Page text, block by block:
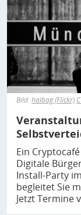
Bild:halbag (Flickr)
Ein
Digitale
Install-Party
begleitet Sie
Jetzt Termine